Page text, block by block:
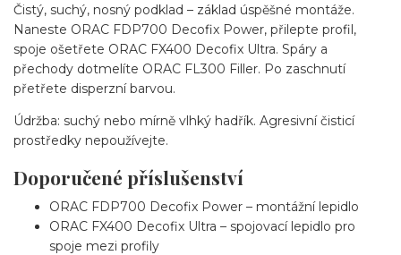
Čistý, suchý, nosný podklad – základ úspěšné montáže.
Naneste ORAC FDP700 Decofix Power, přilepte profil,
spoje ošetřete ORAC FX400 Decofix Ultra. Spáry a
přechody dotmelíte ORAC FL300 Filler. Po zaschnutí
přetřete disperzní barvou.
Údržba: suchý nebo mírně vlhký hadřík. Agresivní čisticí
prostředky nepoužívejte.
Doporučené příslušenství
ORAC FDP700 Decofix Power – montážní lepidlo
ORAC FX400 Decofix Ultra – spojovací lepidlo pro
spoje mezi profily